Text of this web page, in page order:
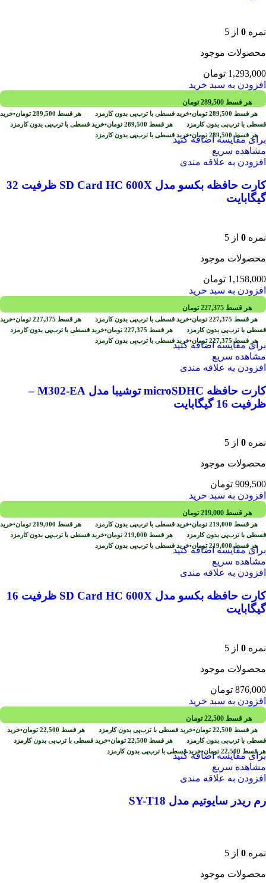
نمره 0 از 5
محصولات موجود
1,293,000 تومان
افزودن به سبد خرید
هر قسط 289,500 تومان
هر قسط 289,500 تومان•خرید قسطی با ترب‌پی بدون کارمزد هر قسط 289,500 تومان•خرید
قسطی با ترب‌پی بدون کارمزد
هر قسط 289,500 تومان•خرید قسطی با ترب‌پی بدون کارمزد
هر قسط 289,500 تومان•خرید قسطی با ترب‌پی بدون کارمزدبرای مقایسه اضافه کنید
مشاهده سریع
افزودن به علاقه مندی
کارت حافظه بکسو مدل SD Card HC 600X ظرفیت 32
گیگابایت
نمره 0 از 5
محصولات موجود
1,158,000 تومان
افزودن به سبد خرید
هر قسط 227,375 تومان
هر قسط 227,375 تومان•خرید قسطی با ترب‌پی بدون کارمزد هر قسط 227,375 تومان•خرید
قسطی با ترب‌پی بدون کارمزد
هر قسط 227,375 تومان•خرید قسطی با ترب‌پی بدون کارمزد
هر قسط 227,375 تومان•خرید قسطی با ترب‌پی بدون کارمزدبرای مقایسه اضافه کنید
مشاهده سریع
افزودن به علاقه مندی
کارت حافظه‌ microSDHC توشیبا مدل M302-EA –
ظرفیت 16 گیگابایت
نمره 0 از 5
محصولات موجود
909,500 تومان
افزودن به سبد خرید
هر قسط 219,000 تومان
هر قسط 219,000 تومان•خرید قسطی با ترب‌پی بدون کارمزد هر قسط 219,000 تومان•خرید
قسطی با ترب‌پی بدون کارمزد
هر قسط 219,000 تومان•خرید قسطی با ترب‌پی بدون کارمزد
هر قسط 219,000 تومان•خرید قسطی با ترب‌پی بدون کارمزدبرای مقایسه اضافه کنید
مشاهده سریع
افزودن به علاقه مندی
کارت حافظه بکسو مدل SD Card HC 600X ظرفیت 16
گیگابایت
نمره 0 از 5
محصولات موجود
876,000 تومان
افزودن به سبد خرید
هر قسط 22,500 تومان
هر قسط 22,500 تومان•خرید قسطی با ترب‌پی بدون کارمزد هر قسط 22,500 تومان•خرید
قسطی با ترب‌پی بدون کارمزد
هر قسط 22,500 تومان•خرید قسطی با ترب‌پی بدون کارمزد
هر قسط 22,500 تومان•خرید قسطی با ترب‌پی بدون کارمزدبرای مقایسه اضافه کنید
مشاهده سریع
افزودن به علاقه مندی
رم ریدر سایوتیم مدل SY-T18
نمره 0 از 5
محصولات موجود